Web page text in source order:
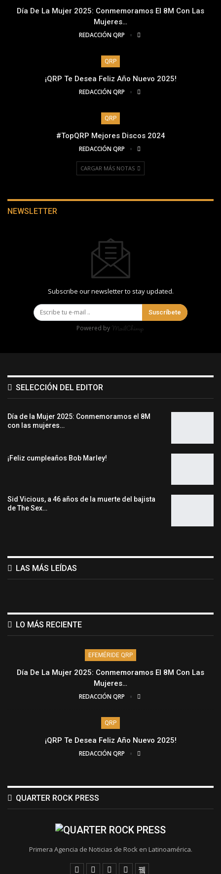
Día De La Mujer 2025: Conmemoramos El 8M Con Las
Mujeres…
REDACCIÓN QRP
QRP
¡QRP Te Desea Feliz Año Nuevo 2025!
REDACCIÓN QRP
QRP
#TopQRP Mejores Discos 2024
REDACCIÓN QRP
CARGAR MÁS NOTAS
NEWSLETTER
Subscribe our newsletter to stay updated.
Suscríbete
Powered by
SELECCIÓN DEL EDITOR
Día de la Mujer 2025: Conmemoramos el 8M
con las mujeres…
¡Feliz cumpleaños Bob Marley!
Sid Vicious, a 46 años de la muerte del bajista
de The Sex…
LAS MÁS LEÍDAS
LO MÁS RECIENTE
EFEMÉRIDE QRP
Día De La Mujer 2025: Conmemoramos El 8M Con Las
Mujeres…
REDACCIÓN QRP
QRP
¡QRP Te Desea Feliz Año Nuevo 2025!
REDACCIÓN QRP
QUARTER ROCK PRESS
Primera Agencia de Noticias de Rock en Latinoamérica.